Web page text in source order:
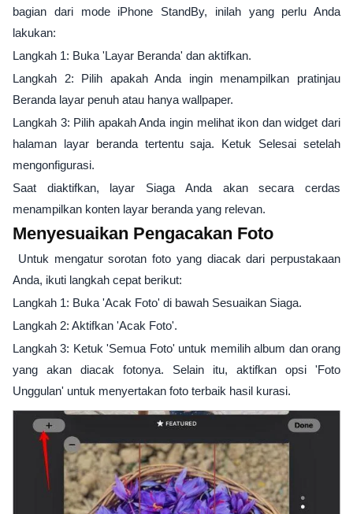
bagian dari mode iPhone StandBy, inilah yang perlu Anda
lakukan:
Langkah 1: Buka 'Layar Beranda' dan aktifkan.
Langkah 2: Pilih apakah Anda ingin menampilkan pratinjau
Beranda layar penuh atau hanya wallpaper.
Langkah 3: Pilih apakah Anda ingin melihat ikon dan widget dari
halaman layar beranda tertentu saja. Ketuk Selesai setelah
mengonfigurasi.
Saat diaktifkan, layar Siaga Anda akan secara cerdas
menampilkan konten layar beranda yang relevan.
Menyesuaikan Pengacakan Foto
Untuk mengatur sorotan foto yang diacak dari perpustakaan
Anda, ikuti langkah cepat berikut:
Langkah 1: Buka 'Acak Foto' di bawah Sesuaikan Siaga.
Langkah 2: Aktifkan 'Acak Foto'.
Langkah 3: Ketuk 'Semua Foto' untuk memilih album dan orang
yang akan diacak fotonya. Selain itu, aktifkan opsi 'Foto
Unggulan' untuk menyertakan foto terbaik hasil kurasi.